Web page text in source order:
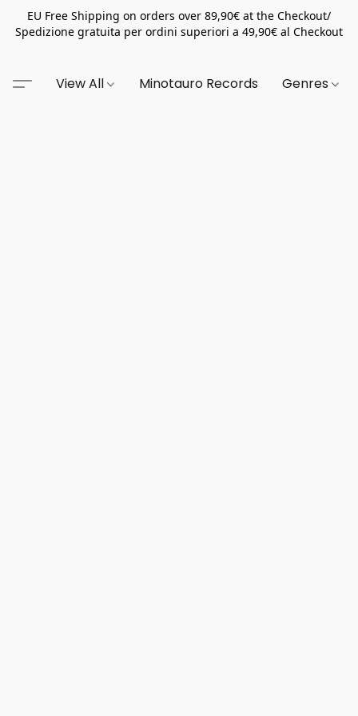
EU Free Shipping on orders over 89,90€ at the Checkout/
Spedizione gratuita per ordini superiori a 49,90€ al Checkout
View All Minotauro Records Genres